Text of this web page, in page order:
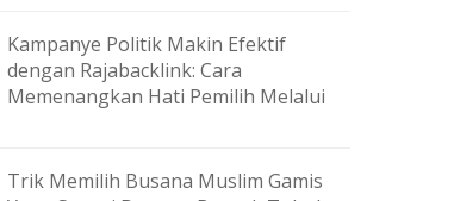
Kampanye Politik Makin Efektif
dengan Rajabacklink: Cara
Memenangkan Hati Pemilih Melalui
Trik Memilih Busana Muslim Gamis